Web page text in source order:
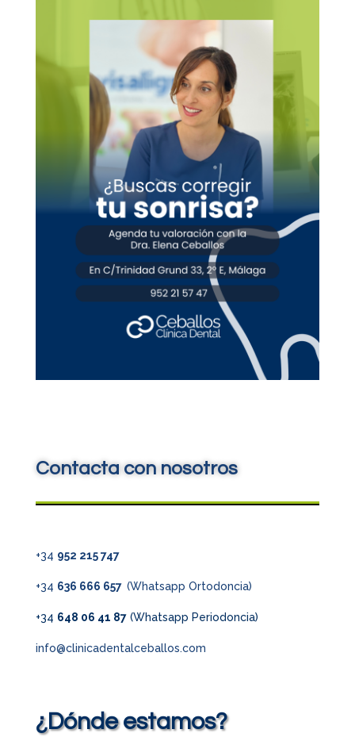
Contacta con nosotros
+34 952 215 747
+34 636 666 657 (Whatsapp Ortodoncia)
+34 648 06 41 87(Whatsapp Periodoncia)
info@clinicadentalceballos.com
¿Dónde estamos?